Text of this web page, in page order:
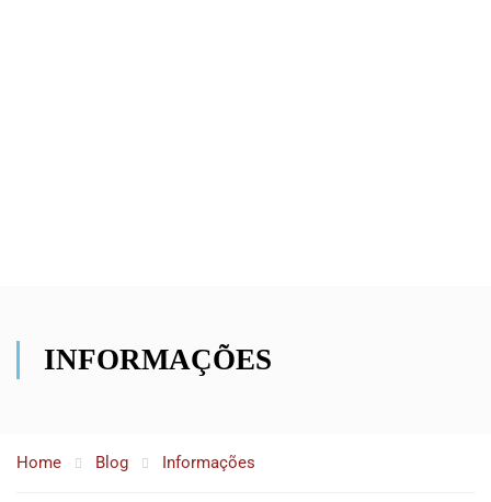
INFORMAÇÕES
Home Blog Informações